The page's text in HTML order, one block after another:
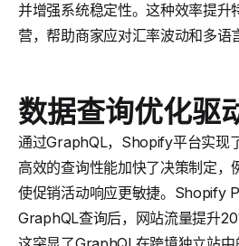
并增强系统稳定性。这种效率提升
营，帮助商家应对汇率波动和多语
数据查询优化驱
通过GraphQL，Shopify平台实现
高效的查询性能加快了决策制定，
使促销活动响应更敏捷。Shopify
GraphQL查询后，网站流量提升